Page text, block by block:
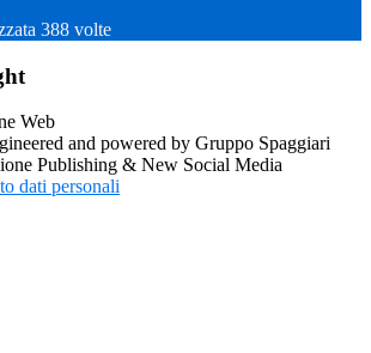
388 volte
and powered by Gruppo Spaggiari
Publishing & New Social Media
dati personali